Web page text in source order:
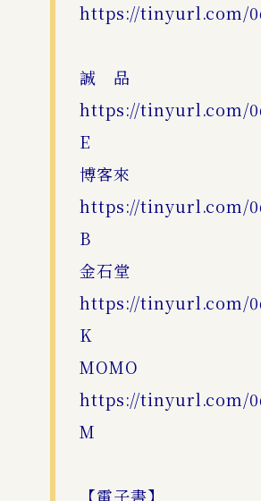
https://tinyurl.com/
誠 品
https://tinyurl.com/
E
博客來
https://tinyurl.com/
B
金石堂
https://tinyurl.com/
K
MOMO
https://tinyurl.com/
M
【電子書】